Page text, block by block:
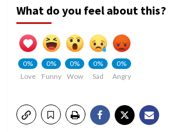
What do you feel about this?
0%
Love
0%
Funny
0%
Wow
0%
Sad
0%
Angry